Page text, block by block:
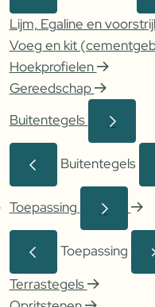
Lijm, Egaline en
Voeg en kit
Hoekprofielen
Gereedschap
Buitentegels
Buitentegels
Toepassing
Toepassing
Terrastegels